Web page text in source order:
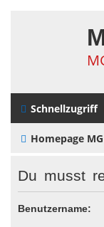
Schnellzugriff
Homepage
Du musst
Benutzername: